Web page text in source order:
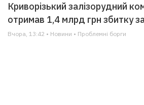
Криворізький залізорудний
отримав 1,4 млрд грн збитку
Вчора, 13:42 • Новини • Проблемні борги